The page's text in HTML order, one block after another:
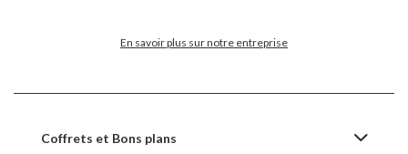
En savoir plus sur notre entreprise
Coffrets et Bons plans